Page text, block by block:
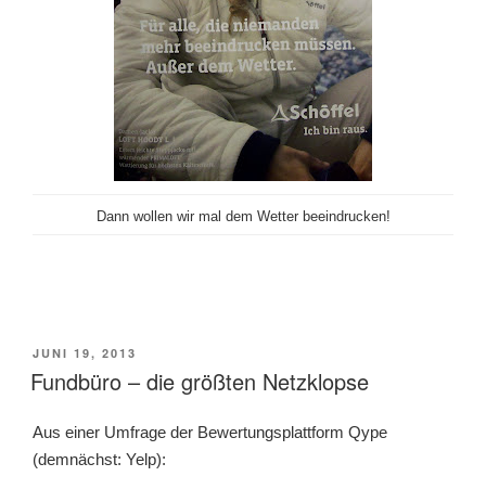
Dann wollen wir mal dem Wetter beeindrucken!
VERÖFFENTLICHT
AM
JUNI 19, 2013
Fundbüro – die größten Netzklopse
Aus einer Umfrage der Bewertungsplattform Qype
(demnächst: Yelp):